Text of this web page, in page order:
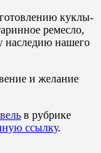
куклы-
ремесло,
наследию нашего
и желание
в рубрике
ссылку.